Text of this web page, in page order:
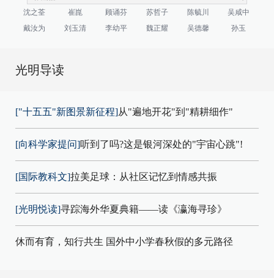
沈之荃 崔崑 顾诵芬 苏哲子 陈毓川
吴咸中
戴汝为
刘玉清 李幼平 魏正耀 吴德馨 孙玉
光明导读
["十五五"新图景新征程]从"遍地开花"到"精耕细作"
[向科学家提问]听到了吗?这是银河深处的"宇宙心跳"!
[国际教科文]拉美足球：从社区记忆到情感共振
[光明悦读]寻踪海外华夏典籍——读《瀛海寻珍》
休而有育，知行共生 国外中小学春秋假的多元路径